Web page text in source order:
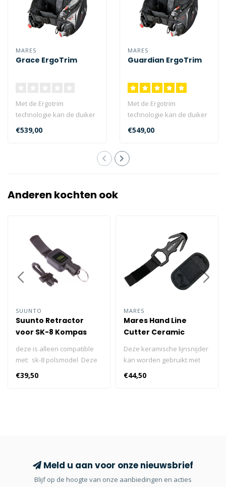
MARES
Grace ErgoTrim
Met de Ergotrim
technologie kan de duiker
drijfvermogen aanp..
€539,00
MARES
Guardian ErgoTrim
Met de Ergotrim
technologie kan de duiker
drijfvermogen aanp..
€549,00
Anderen kochten ook
SUUNTO
Suunto Retractor
voor SK-8 Kompas
deze is alleen compatible
met: sk-8 polsmodel Deze
cm lange, nylon gecoate
7/SK-8 duikkompas altijd
binnen handbereik heeft.
Gemakkelijk te installeren:
€39,50
MARES
Mares Hand Line
Cutter Ceramic
Deze keramische lijnsnijder
kan worden gebruikt met
Roestvrij staal Zeer scherp,
hand als dat nodig is.
€44,50
Meld u aan voor onze nieuwsbrief
Blijf op de hoogte van onze aanbiedingen en acties